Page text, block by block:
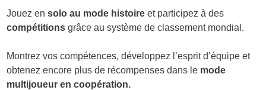
Jouez ensolo au mode histoire et participez à des
compétitions grâce au système de classement mondial.
Montrez vos compétences, développez l’esprit d’équipe et
obtenez encore plus de récompenses dans le mode
multijoueur en coopération.